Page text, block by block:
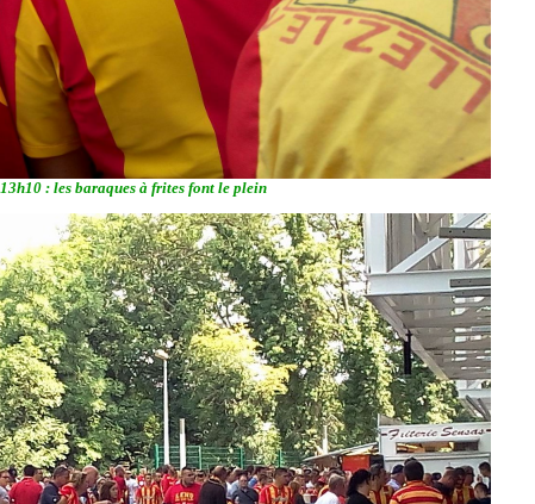
13h10 : les baraques à frites font le plein